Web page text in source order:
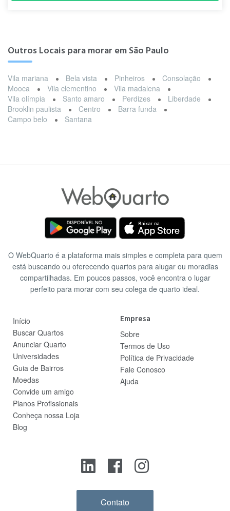
Outros Locais para morar em São Paulo
Vila mariana Bela vista Pinheiros
Consolação
Mooca
Vila clementino
Vila madalena
Vila olímpia
Santo amaro Perdizes
Liberdade
Brooklin paulista
Centro
Barra funda
Campo belo
Santana
O WebQuarto é a plataforma mais simples e completa para quem
está buscando ou oferecendo quartos para alugar ou moradias
compartilhadas. Em poucos passos, você encontra o lugar
perfeito para morar com seu colega de quarto ideal.
Início
Buscar Quartos
Anunciar Quarto
Universidades
Guia de Bairros
Moedas
Convide um amigo
Planos Profissionais
Conheça nossa Loja
Blog
Empresa
Sobre
Termos de Uso
Política de Privacidade
Fale Conosco
Ajuda
Contato